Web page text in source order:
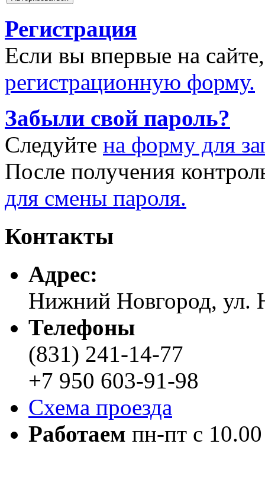
Регистрация
Если вы впервые на
регистрационную форму.
Забыли свой пароль?
Следуйте на форму для
После получения
для смены пароля.
Контакты
Адреc:
Нижний Новгород, ул.
Телефоны
(831) 241-14-77
+7 950 603-91-98
Схема проезда
Работаем пн-пт с